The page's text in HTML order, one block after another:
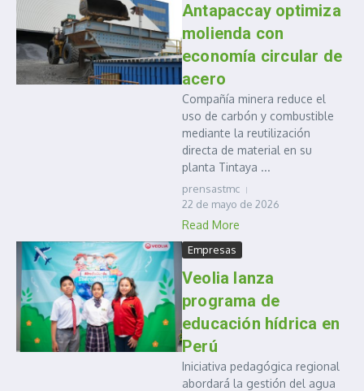
Antapaccay optimiza
molienda con
economía circular de
acero
Compañía minera reduce el
uso de carbón y combustible
mediante la reutilización
directa de material en su
planta Tintaya ...
prensastmc
22 de mayo de 2026
Read More
Empresas
Veolia lanza
programa de
educación hídrica en
Perú
Iniciativa pedagógica regional
abordará la gestión del agua